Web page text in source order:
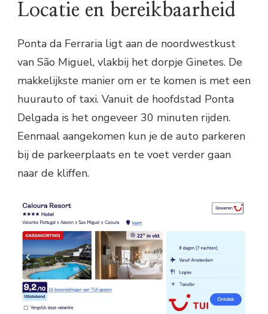
Locatie en bereikbaarheid
Ponta da Ferraria ligt aan de noordwestkust
van São Miguel, vlakbij het dorpje Ginetes. De
makkelijkste manier om er te komen is met een
huurauto of taxi. Vanuit de hoofdstad Ponta
Delgada is het ongeveer 30 minuten rijden.
Eenmaal aangekomen kun je de auto parkeren
bij de parkeerplaats en te voet verder gaan
naar de kliffen.